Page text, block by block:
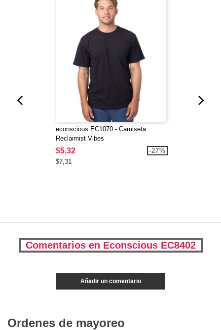
econscious EC1070 - Camiseta
Reclaimist Vibes
$5,32
$7,31
-27%
Comentarios en Econscious EC8402
Añadir un comentario
Ordenes de mayoreo